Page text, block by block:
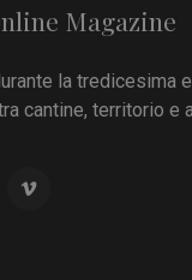
Magazine
la tredicesima
cantine, territorio e